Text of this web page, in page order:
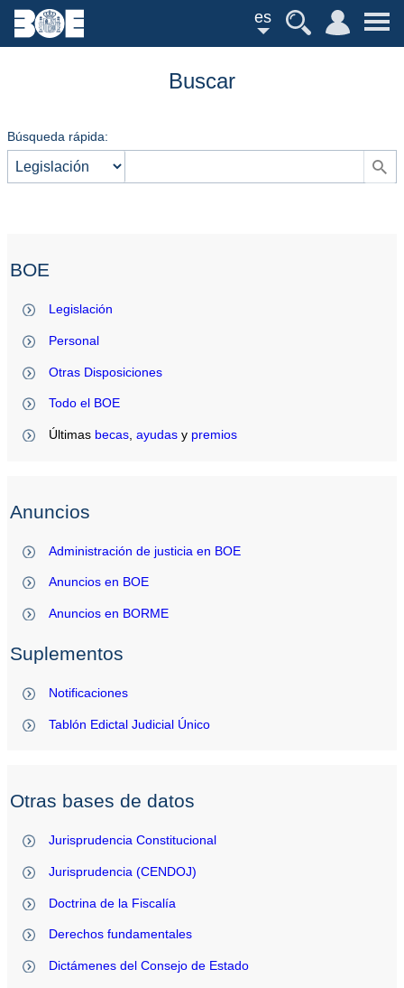
es
Buscar
Búsqueda rápida:
BOE
Legislación
Personal
Otras Disposiciones
Todo el BOE
Últimas becas ,ayudas y premios
Anuncios
Administración de justicia en BOE
Anuncios en BOE
Anuncios en BORME
Suplementos
Notificaciones
Tablón Edictal Judicial Único
Otras bases de datos
Jurisprudencia Constitucional
Jurisprudencia (CENDOJ)
Doctrina de la Fiscalía
Derechos fundamentales
Dictámenes del Consejo de Estado